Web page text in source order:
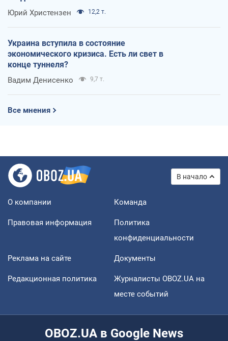
Юрий Христензен 12,2 т.
Украина вступила в состояние
экономического кризиса. Есть ли свет в
конце туннеля?
Вадим Денисенко 9,7 т.
Все мнения
В начало
О компании Команда
Правовая информация
Политика
конфиденциальности
Реклама на сайте Документы
Редакционная политика
Журналисты OBOZ.UA на
месте событий
OBOZ.UA в Google News